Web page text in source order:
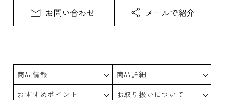
商品情報
商品詳細
おすすめポイント
お取り扱いについて